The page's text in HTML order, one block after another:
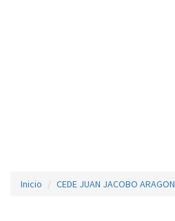
Inicio CEDE JUAN JACOBO ARAGON